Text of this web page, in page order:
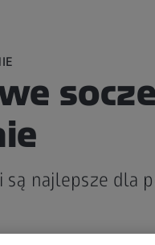
są najlepsze dla